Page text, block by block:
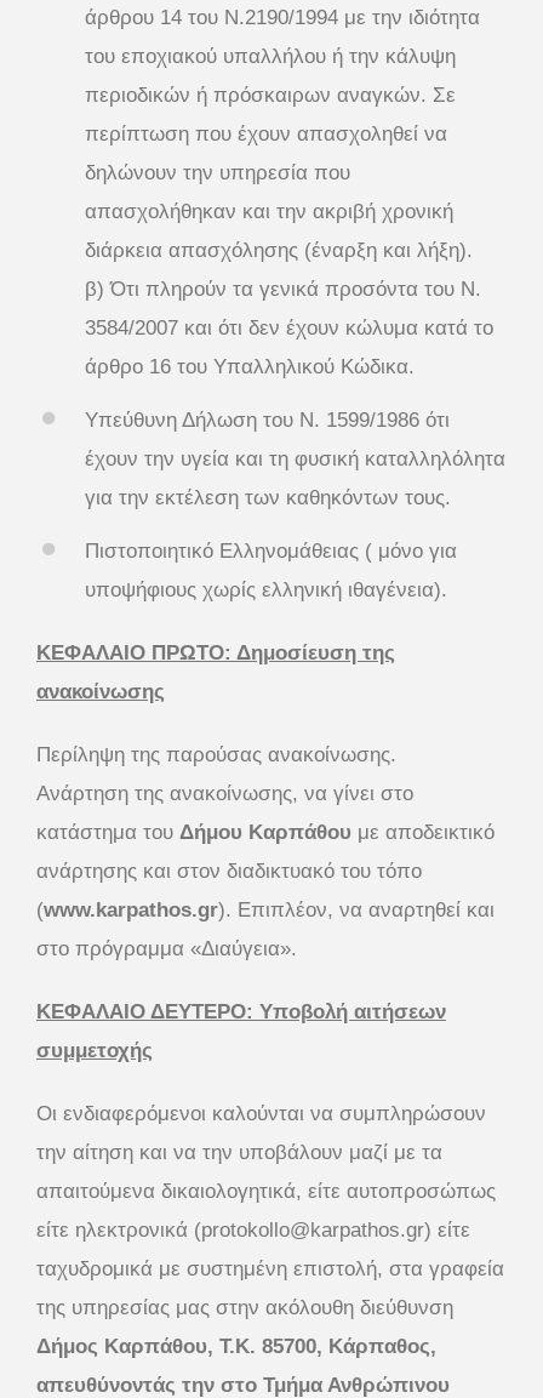
άρθρου 14 του Ν.2190/1994 με την ιδιότητα
του εποχιακού υπαλλήλου ή την κάλυψη
περιοδικών ή πρόσκαιρων αναγκών. Σε
περίπτωση που έχουν απασχοληθεί να
δηλώνουν την υπηρεσία που
απασχολήθηκαν και την ακριβή χρονική
διάρκεια απασχόλησης (έναρξη και λήξη).
β) Ότι πληρούν τα γενικά προσόντα του Ν.
3584/2007 και ότι δεν έχουν κώλυμα κατά το
άρθρο 16 του Υπαλληλικού Κώδικα.
Υπεύθυνη Δήλωση του Ν. 1599/1986 ότι
έχουν την υγεία και τη φυσική καταλληλόλητα
για την εκτέλεση των καθηκόντων τους.
Πιστοποιητικό Ελληνομάθειας ( μόνο για
υποψήφιους χωρίς ελληνική ιθαγένεια).
ΚΕΦΑΛΑΙΟ ΠΡΩΤΟ: Δημοσίευση της
ανακοίνωσης
Περίληψη της παρούσας ανακοίνωσης.
Ανάρτηση της ανακοίνωσης, να γίνει στο
κατάστημα του Δήμου Καρπάθου με αποδεικτικό
ανάρτησης και στον διαδικτυακό του τόπο
(www.karpathos.gr). Επιπλέον, να αναρτηθεί και
στο πρόγραμμα «Διαύγεια».
ΚΕΦΑΛΑΙΟ ΔΕΥΤΕΡΟ: Υποβολή αιτήσεων
συμμετοχής
Οι ενδιαφερόμενοι καλούνται να συμπληρώσουν
την αίτηση και να την υποβάλουν μαζί με τα
απαιτούμενα δικαιολογητικά, είτε αυτοπροσώπως
είτε ηλεκτρονικά (protokollo@karpathos.gr) είτε
ταχυδρομικά με συστημένη επιστολή, στα γραφεία
της υπηρεσίας μας στην ακόλουθη διεύθυνση
Δήμος Καρπάθου, Τ.Κ. 85700, Κάρπαθος,
απευθύνοντάς την στο Τμήμα Ανθρώπινου